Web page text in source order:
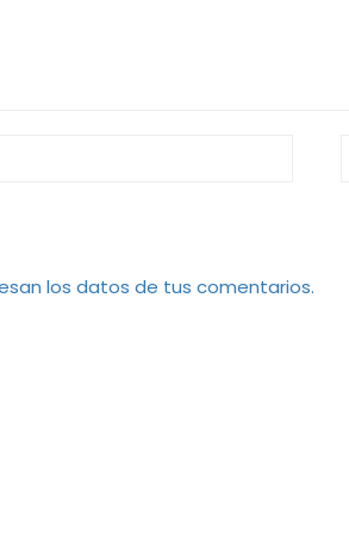
los datos de tus comentarios.